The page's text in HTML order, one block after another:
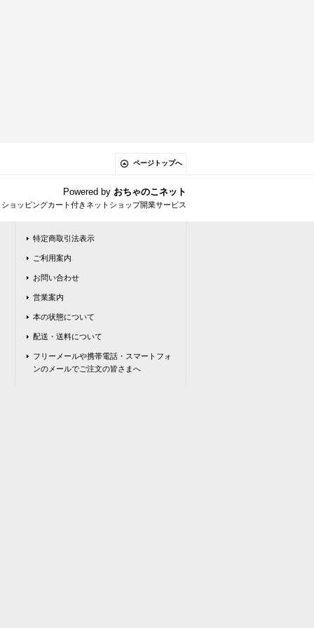
ページトップへ
Powered by おちゃのこネット
ョッピングカート付きネットショップ開業サービス
特定商取引法表示
ご利用案内
お問い合わせ
営業案内
本の状態について
配送・送料について
フリーメールや携帯電話・スマートフォ
ンのメールでご注文の皆さまへ